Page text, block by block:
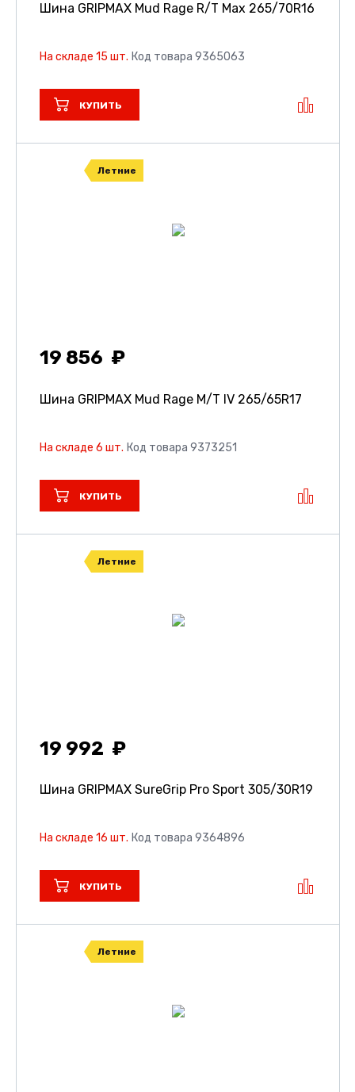
Шина GRIPMAX Mud Rage R/T Max 265/70R16
На складе 15 шт. Код товара 9365063
КУПИТЬ
Летние
19 856
Шина GRIPMAX Mud Rage M/T IV 265/65R17
На складе 6 шт. Код товара 9373251
КУПИТЬ
Летние
19 992
Шина GRIPMAX SureGrip Pro Sport 305/30R19
На складе 16 шт. Код товара 9364896
КУПИТЬ
Летние